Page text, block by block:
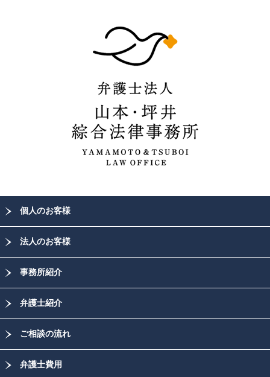
個人のお客様
法人のお客様
事務所紹介
弁護士紹介
ご相談の流れ
弁護士費用